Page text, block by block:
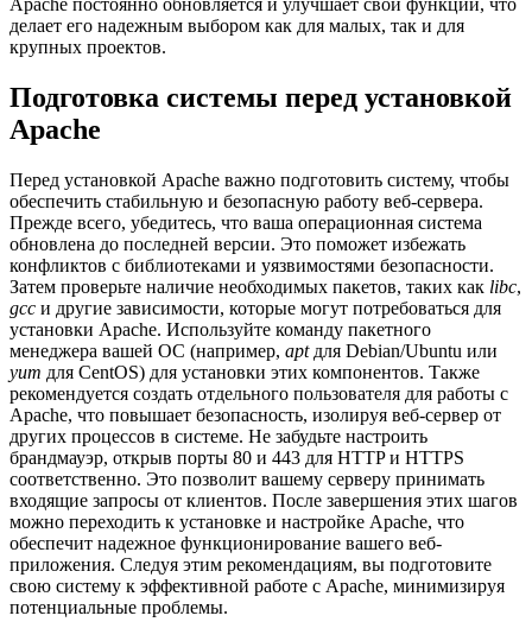
Apache постоянно обновляется и улучшает свои функции, что
делает его надежным выбором как для малых, так и для
крупных проектов.
Подготовка системы перед установкой
Apache
Перед установкой Apache важно подготовить систему, чтобы
обеспечить стабильную и безопасную работу веб-сервера.
Прежде всего, убедитесь, что ваша операционная система
обновлена до последней версии. Это поможет избежать
конфликтов с библиотеками и уязвимостями безопасности.
Затем проверьте наличие необходимых пакетов, таких как libc,
gcc и другие зависимости, которые могут потребоваться для
установки Apache. Используйте команду пакетного
менеджера вашей ОС (например, aptдля Debian/Ubuntu или
yum для CentOS) для установки этих компонентов. Также
рекомендуется создать отдельного пользователя для работы с
Apache, что повышает безопасность, изолируя веб-сервер от
других процессов в системе. Не забудьте настроить
брандмауэр, открыв порты 80 и 443 для HTTP и HTTPS
соответственно. Это позволит вашему серверу принимать
входящие запросы от клиентов. После завершения этих шагов
можно переходить к установке и настройке Apache, что
обеспечит надежное функционирование вашего веб-
приложения. Следуя этим рекомендациям, вы подготовите
свою систему к эффективной работе с Apache, минимизируя
потенциальные проблемы.